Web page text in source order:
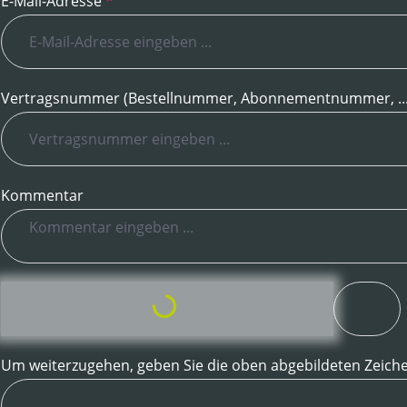
Vertragsnummer (Bestellnummer, Abonnementnummer,
Kommentar
Loading...
Um weiterzugehen, geben Sie die oben abgebildeten